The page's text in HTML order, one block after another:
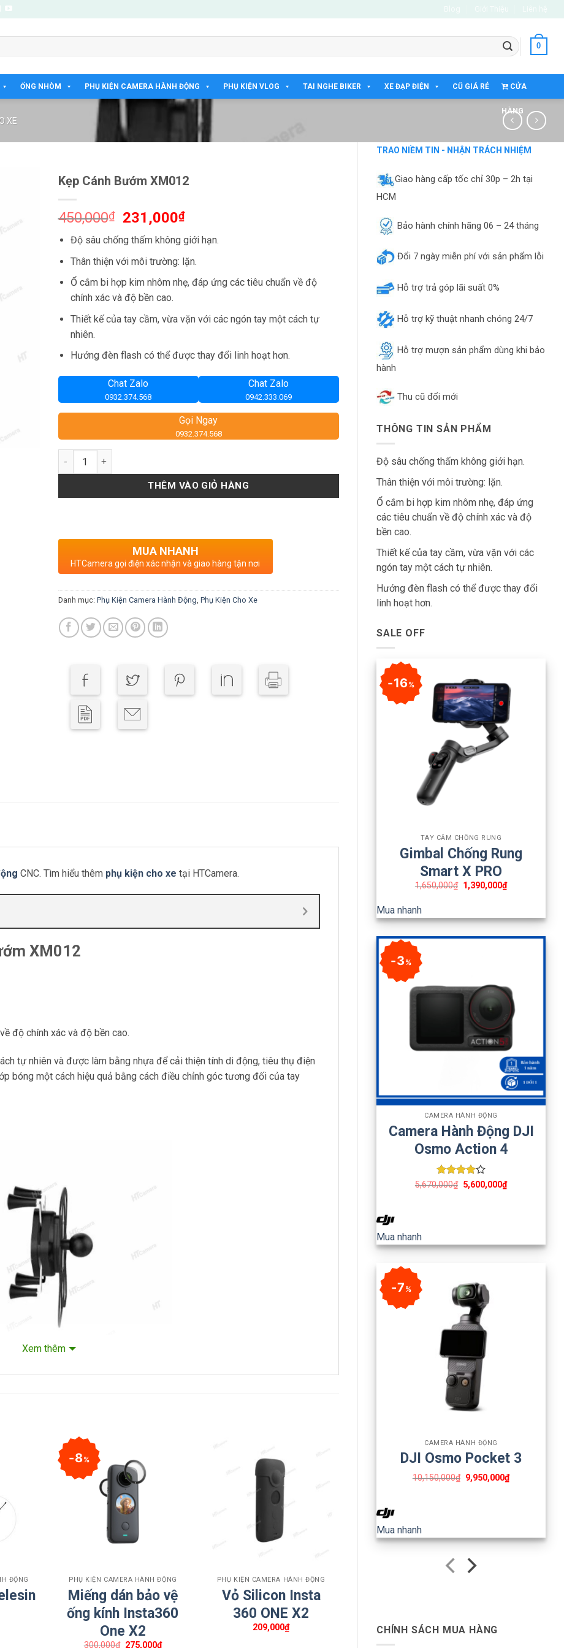
0
ỐNG NHÒM PHỤ KIỆN CAMERA HÀNH ĐỘNG PHỤ KIỆN VLOG TAI NGHE BIKER XE ĐẠP ĐIỆN CŨ GIÁ RẺ CỬA
HÀNG
XE
TRAO NIỀM TIN - NHẬN TRÁCH NHIỆM
Giao hàng cấp tốc chỉ 30p – 2h tại
HCM
Bảo hành chính hãng 06 – 24 tháng
Đổi 7 ngày miễn phí với sản phẩm lỗi
Hỗ trợ trả góp lãi suất 0%
Hỗ trợ kỹ thuật nhanh chóng 24/7
Hỗ trợ mượn sản phẩm dùng khi bảo
hành
Thu cũ đổi mới
THÔNG TIN SẢN PHẨM
Độ sâu chống thấm không giới hạn.
Thân thiện với môi trường: lặn.
Ổ cắm bi hợp kim nhôm nhẹ, đáp ứng
các tiêu chuẩn về độ chính xác và độ
bền cao.
Thiết kế của tay cầm, vừa vặn với các
ngón tay một cách tự nhiên.
Hướng đèn flash có thể được thay đổi
linh hoạt hơn.
SALE OFF
16%
TAY CẦM CHỐNG RUNG
Gimbal Chống Rung
Smart X PRO
1,650,000₫ 1,390,000₫
Mua nhanh
3%
+
CAMERA HÀNH ĐỘNG
Camera Hành Động DJI
Osmo Action 4
Được
5,670,000₫ 5,600,000₫
Mua nhanh
7%
CAMERA HÀNH ĐỘNG
DJI Osmo Pocket 3
10,150,000₫ 9,950,000₫
Mua nhanh
CHÍNH SÁCH MUA HÀNG
Kẹp Cánh Bướm XM012
450,000₫
Giá
gốc
là:
450,000₫.
231,000₫Giá
hiện
tại
là:
231,000₫.
Độ sâu chống thấm không giới hạn.
Thân thiện với môi trường: lặn.
Ổ cắm bi hợp kim nhôm nhẹ, đáp ứng các tiêu chuẩn về độ
chính xác và độ bền cao.
Thiết kế của tay cầm, vừa vặn với các ngón tay một cách tự
nhiên.
Hướng đèn flash có thể được thay đổi linh hoạt hơn.
Chat Zalo
0932.374.568
Chat Zalo
0942.333.069
Gọi Ngay
0932.374.568
Số lượng
THÊM VÀO GIỎ HÀNG
MUA NHANH
HTCamera gọi điện xác nhận và giao hàng tận nơi
Danh mục: Phụ Kiện Camera Hành Động Phụ Kiện Cho Xe
CNC. Tìm hiểu thêm phụ kiện cho xe tại HTCamera.
XM012
độ chính xác và độ bền cao.
tự nhiên và được làm bằng nhựa để cải thiện tính di động, tiêu thụ điện
bóng một cách hiệu quả bằng cách điều chỉnh góc tương đối của tay
Cánh Bướm XM012 hãy liên hệ với HTCamera để được giải đáp thêm.
Xem thêm
ĐỘNG
8%
PHỤ KIỆN CAMERA HÀNH ĐỘNG
Miếng dán bảo vệ
ống kính Insta360
One X2
300,000₫ Giá
275,000₫Giá
PHỤ KIỆN CAMERA HÀNH ĐỘNG
Vỏ Silicon Insta
360 ONE X2
209,000₫